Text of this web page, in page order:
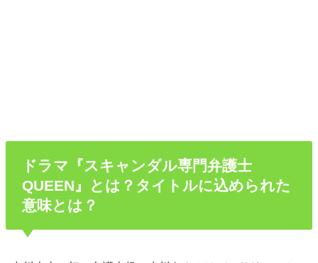
ドラマ『スキャンダル専門弁護士
QUEEN』とは？タイトルに込められた
意味とは？